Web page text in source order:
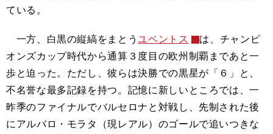
ている。
一方、白黒の縦縞をまとうユベントス
は、チャンピ
オンズカップ時代から通算３度目の欧州制覇まであと一
歩と迫った。ただし、彼らは決勝での黒星が「６」と、
不名誉な最多記録を持つ。記憶に新しいところでは、一
昨季のファイナルでバルセロナと対戦し、先制された後
にアルバロ・モラタ（現レアル）のゴールで追いつきな